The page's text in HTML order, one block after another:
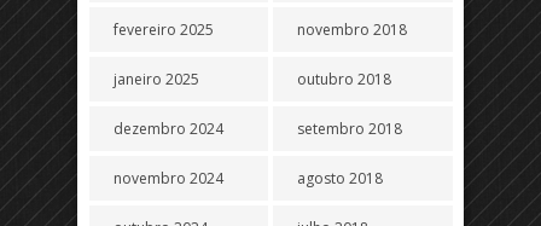
fevereiro 2025
janeiro 2025
dezembro 2024
novembro 2024
novembro 2018
outubro 2018
setembro 2018
agosto 2018